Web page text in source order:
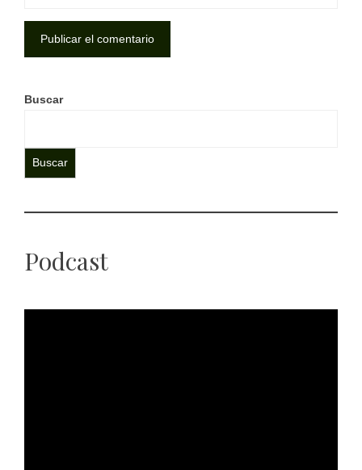
Buscar
Buscar
Podcast